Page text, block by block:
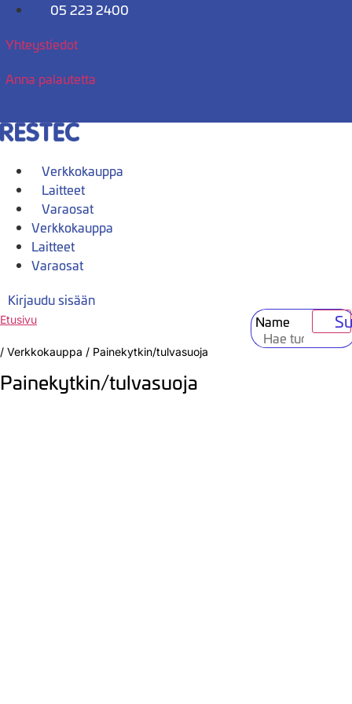
Mene
05 223 2400
Yhteystiedot
Anna palautetta
Verkkokauppa
Laitteet
Varaosat
Verkkokauppa
Laitteet
Varaosat
Kirjaudu sisään
Name
Etusivu
/ Verkkokauppa / Painekytkin/tulvasuoja
Painekytkin/tulvasuoja